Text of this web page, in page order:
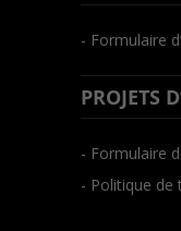
- Formulaire
PROJETS
- Formulaire
- Politique de